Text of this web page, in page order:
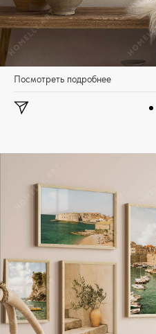
Посмотреть подробнее